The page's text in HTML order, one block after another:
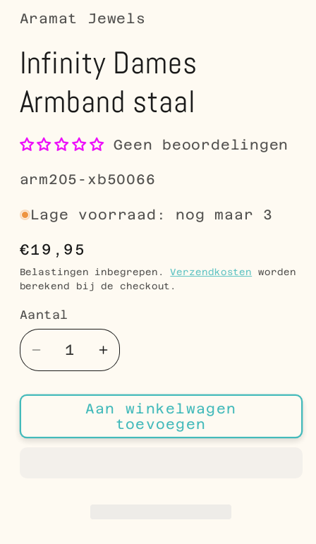
Aramat Jewels
Infinity Dames
Armband staal
Geen beoordelingen
SKU:
arm205-xb50066
Lage voorraad: nog maar 3
Normale
prijs
€19,95
Belastingen inbegrepen.Verzendkosten worden
berekend bij de checkout.
Aantal
Aantal
Aantal
verlagen
voor
Dames
Aantal
verhogen
voor
Infinity
Dames
Aan winkelwagen
toevoegen